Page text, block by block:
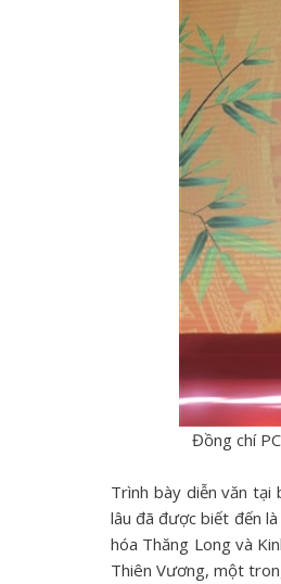
Đồng chí
Trình bày diễn văn tại
lâu đã được biết đến
hóa Thăng Long và
Thiên Vương, một